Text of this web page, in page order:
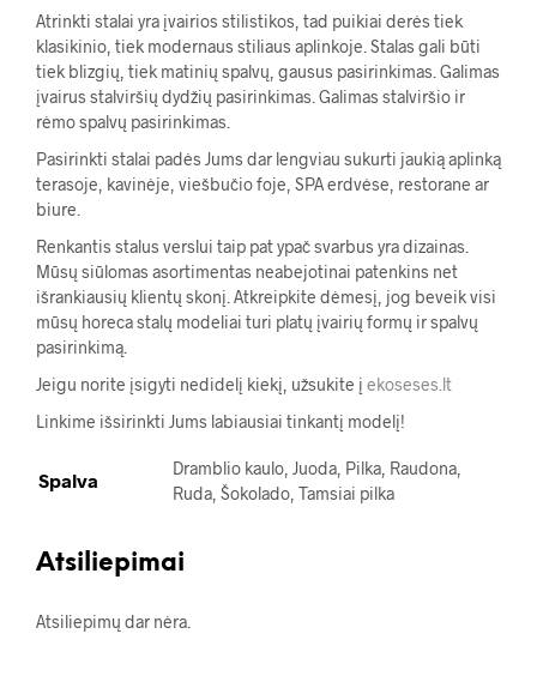
Atrinkti stalai yra įvairios stilistikos, tad puikiai derės tiek
klasikinio, tiek modernaus stiliaus aplinkoje. Stalas gali būti
tiek blizgių, tiek matinių spalvų, gausus pasirinkimas. Galimas
įvairus stalviršių dydžių pasirinkimas. Galimas stalviršio ir
rėmo spalvų pasirinkimas.
Pasirinkti stalai padės Jums dar lengviau sukurti jaukią aplinką
terasoje, kavinėje, viešbučio foje, SPA erdvėse, restorane ar
biure.
Renkantis stalus verslui taip pat ypač svarbus yra dizainas.
Mūsų siūlomas asortimentas neabejotinai patenkins net
išrankiausių klientų skonį. Atkreipkite dėmesį, jog beveik visi
mūsų horeca stalų modeliai turi platų įvairių formų ir spalvų
pasirinkimą.
Jeigu norite įsigyti nedidelį kiekį, užsukite į ekoseses.lt
Linkime išsirinkti Jums labiausiai tinkantį modelį!
Spalva
Dramblio kaulo, Juoda, Pilka, Raudona,
Ruda, Šokolado, Tamsiai pilka
Atsiliepimai
Atsiliepimų dar nėra.